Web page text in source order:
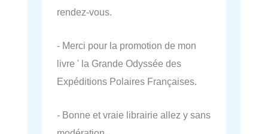
rendez-vous.
- Merci pour la promotion de mon
livre ' la Grande Odyssée des
Expéditions Polaires Françaises.
- Bonne et vraie librairie allez y sans